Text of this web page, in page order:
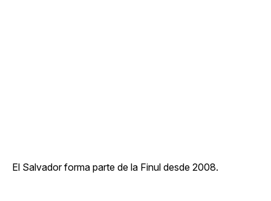
El Salvador forma parte de la Finul desde 2008.